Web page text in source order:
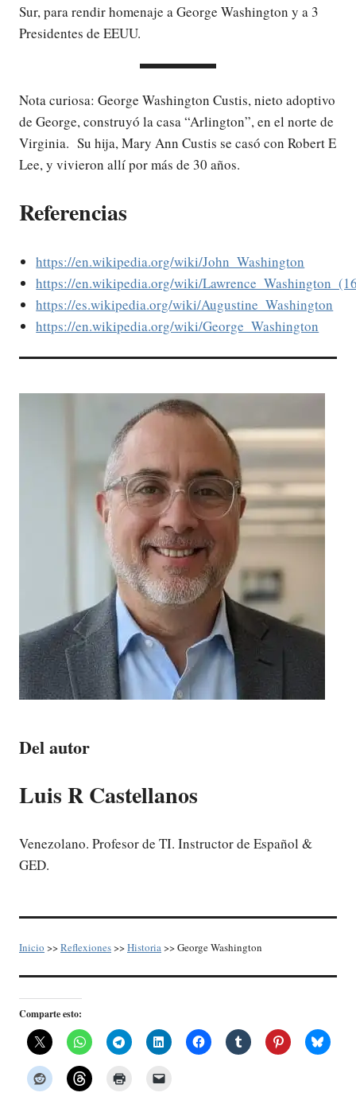
Sur, para rendir homenaje a George Washington y a 3
Presidentes de EEUU.
Nota curiosa: George Washington Custis, nieto adoptivo
de George, construyó la casa “Arlington”, en el norte de
Virginia. Su hija, Mary Ann Custis se casó con Robert E
Lee, y vivieron allí por más de 30 años.
Referencias
https://en.wikipedia.org/wiki/John_Washington
https://en.wikipedia.org/wiki/
https://es.wikipedia.org/wiki/Augustine_Washington
https://en.wikipedia.org/wiki/George_Washington
Del autor
Luis R Castellanos
Venezolano. Profesor de TI. Instructor de Español &
GED.
Inicio >>Reflexiones>>Historia>> George Washington
Comparte esto: